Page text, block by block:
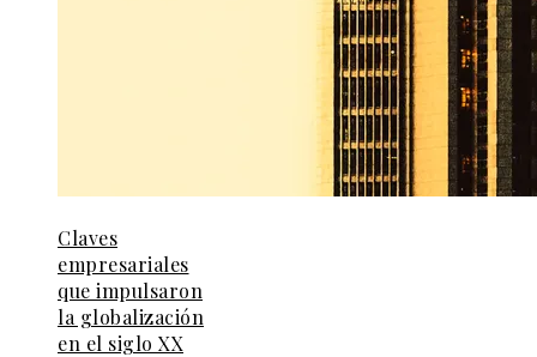
Claves
empresariales
que impulsaron
la globalización
en el siglo XX